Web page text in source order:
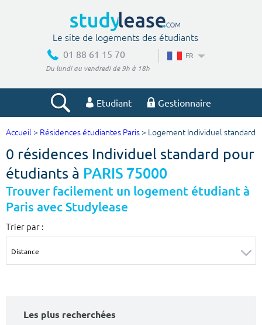
Le site de logements des étudiants
01 88 61 15 70
Du lundi au vendredi de 9h à 18h
FR
Etudiant Gestionnaire
Votre recherche
Ville, école
Accueil > Résidences étudiantes Paris > Logement Individuel standard
0 résidences Individuel standard pour
étudiants à PARIS 75000
Trouver facilement un logement étudiant à
Paris avec Studylease
Trier par :
Les plus recherchées